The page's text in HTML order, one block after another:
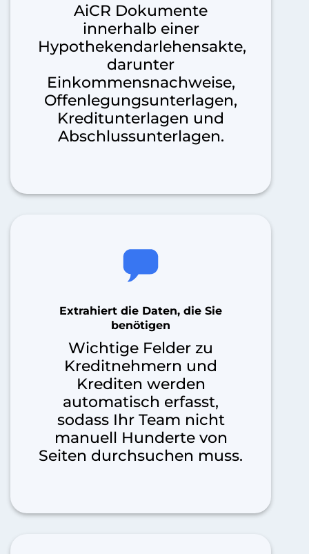
AiCR Dokumente
innerhalb einer
Hypothekendarlehensakte,
darunter
Einkommensnachweise,
Offenlegungsunterlagen,
Kreditunterlagen und
Abschlussunterlagen.
Extrahiert die Daten, die Sie
benötigen
Wichtige Felder zu
Kreditnehmern und
Krediten werden
automatisch erfasst,
sodass Ihr Team nicht
manuell Hunderte von
Seiten durchsuchen muss.